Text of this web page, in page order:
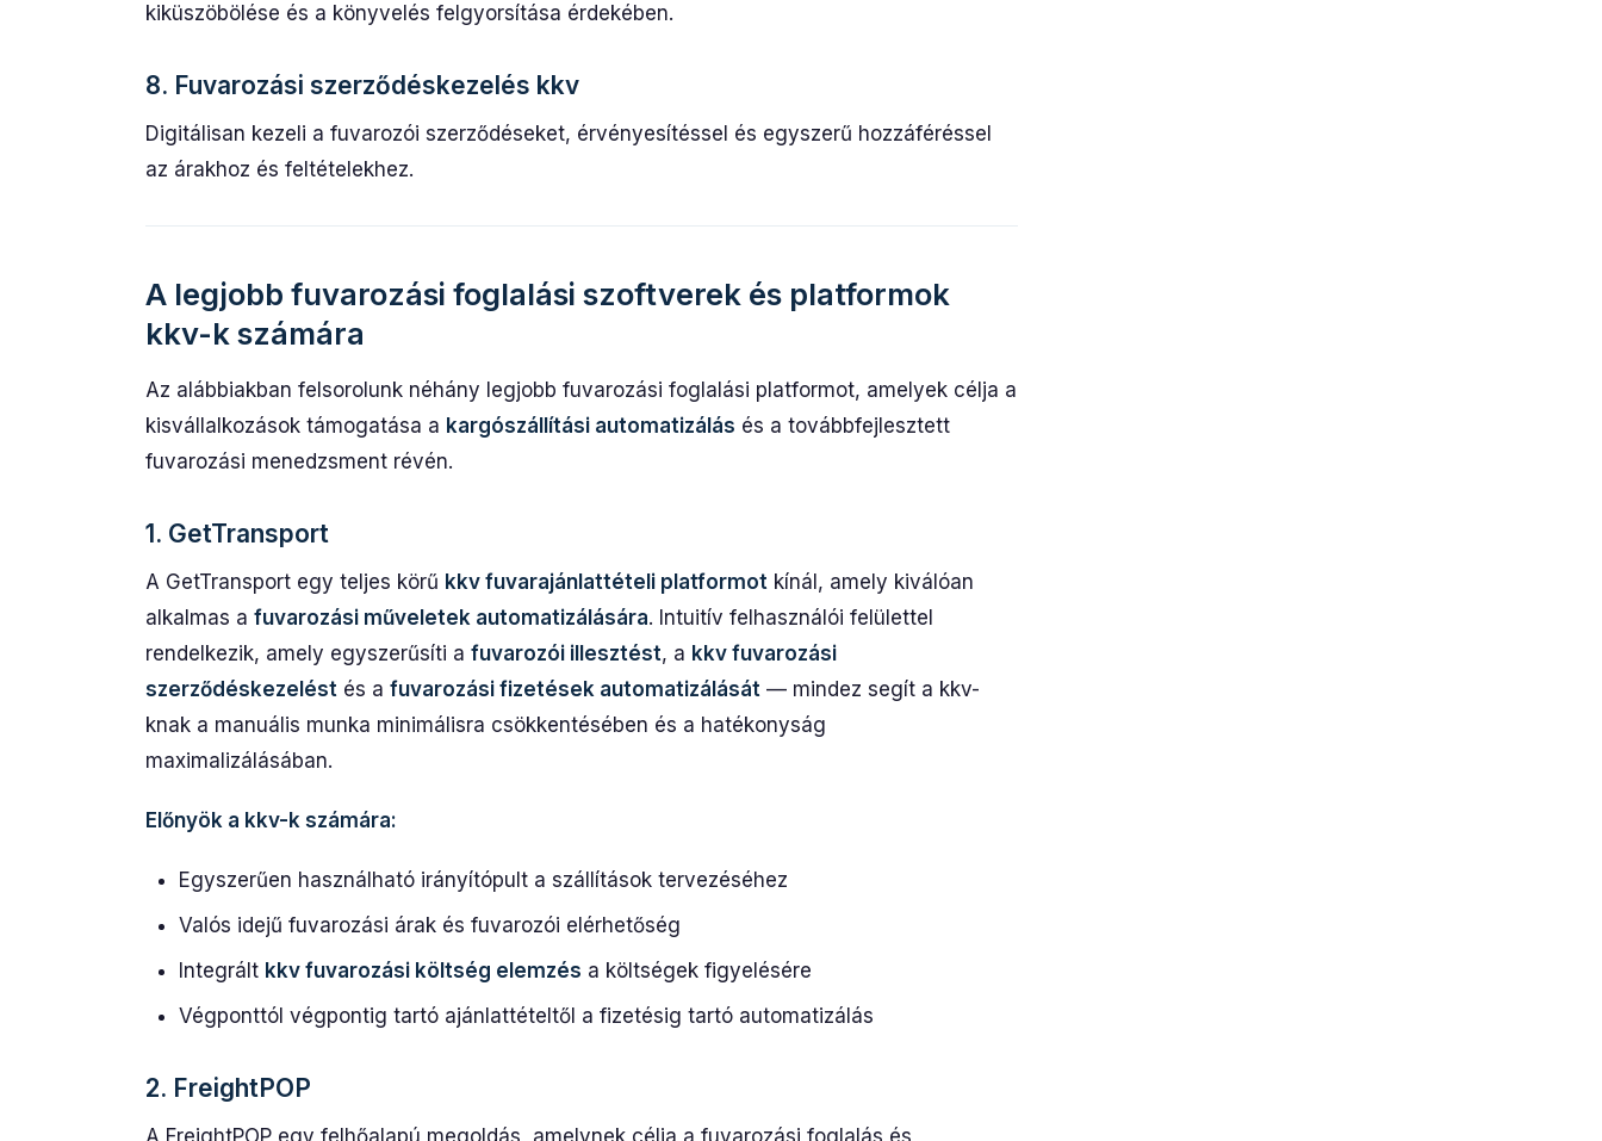
kiküszöbölése és a könyvelés felgyorsítása érdekében.
8. Fuvarozási szerződéskezelés kkv
Digitálisan kezeli a fuvarozói szerződéseket, érvényesítéssel és egyszerű hozzáféréssel
az árakhoz és feltételekhez.
A legjobb fuvarozási foglalási szoftverek és platformok
kkv-k számára
Az alábbiakban felsorolunk néhány legjobb fuvarozási foglalási platformot, amelyek célja a
kisvállalkozások támogatása a kargószállítási automatizálás és a továbbfejlesztett
fuvarozási menedzsment révén.
1. GetTransport
A GetTransport egy teljes körű kkv fuvarajánlattételi platformot kínál, amely kiválóan
alkalmas a fuvarozási műveletek automatizálására. Intuitív felhasználói felülettel
rendelkezik, amely egyszerűsíti a fuvarozói illesztést, a kkv fuvarozási
szerződéskezelést és a fuvarozási fizetések automatizálását — mindez segít a kkv-
knak a manuális munka minimálisra csökkentésében és a hatékonyság
maximalizálásában.
Előnyök a kkv-k számára:
Egyszerűen használható irányítópult a szállítások tervezéséhez
Valós idejű fuvarozási árak és fuvarozói elérhetőség
Integrált kkv fuvarozási költség elemzés a költségek figyelésére
Végponttól végpontig tartó ajánlattételtől a fizetésig tartó automatizálás
2. FreightPOP
A FreightPOP egy felhőalapú megoldás, amelynek célja a fuvarozási foglalás és